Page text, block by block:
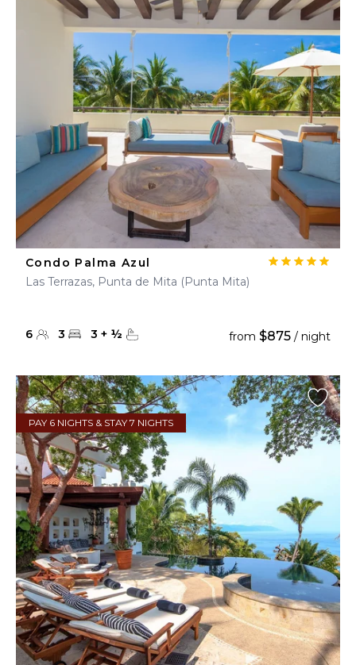
Condo Palma Azul
Las Terrazas, Punta de Mita (Punta Mita)
6 3 3 + ½ from $875 / night
PAY 6 NIGHTS & STAY 7 NIGHTS